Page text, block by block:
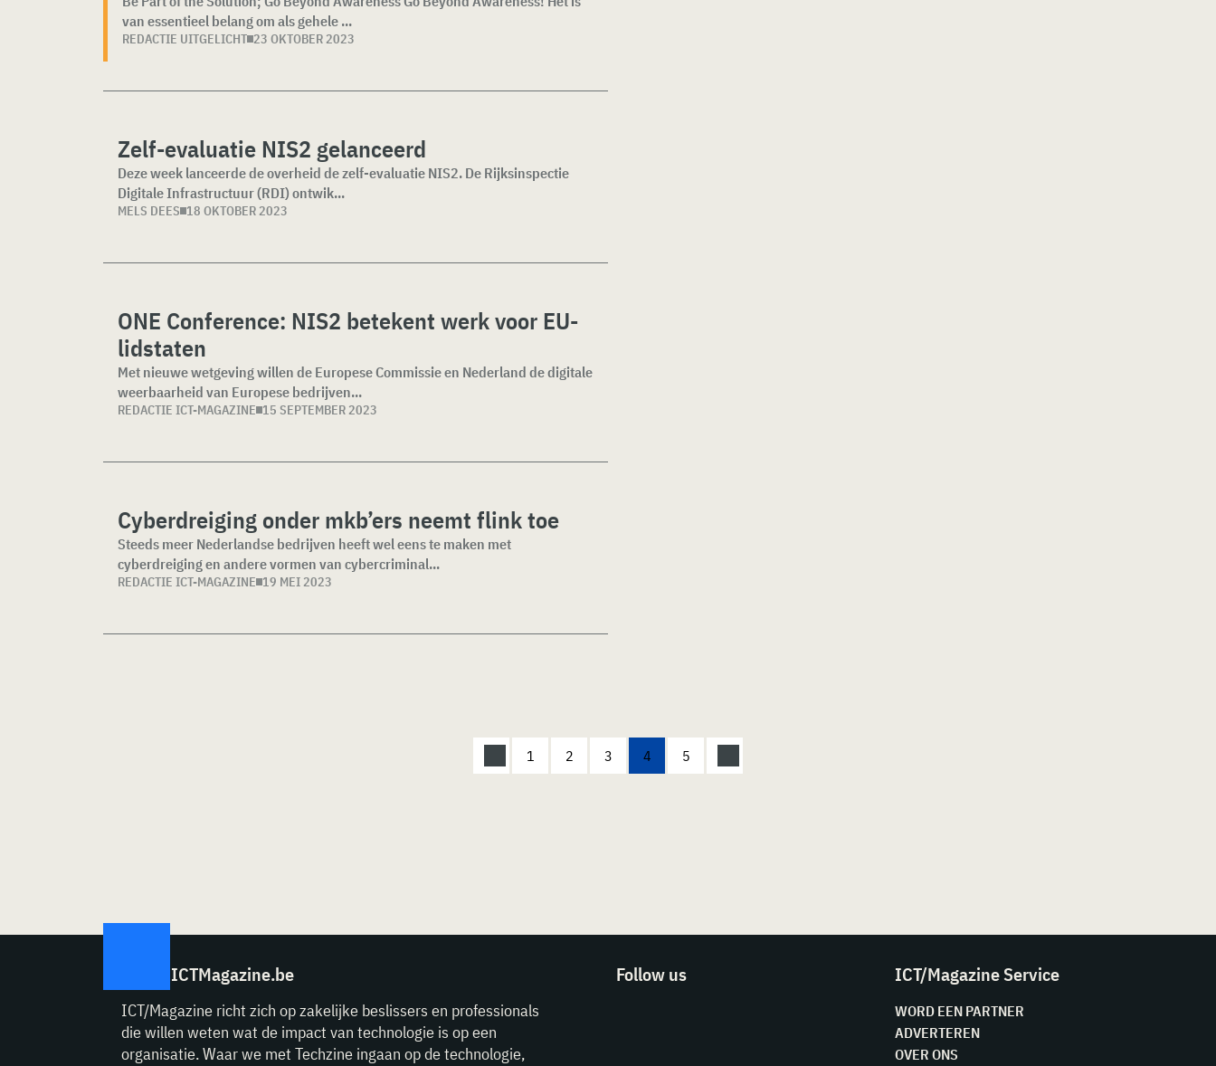
van essentieel belang om als gehele ...
REDACTIE UITGELICHT 23 OKTOBER 2023
Zelf-evaluatie NIS2 gelanceerd
Deze week lanceerde de overheid de zelf-evaluatie NIS2. De Rijksinspectie
Digitale Infrastructuur (RDI) ontwik...
MELS DEES 18 OKTOBER 2023
ONE Conference: NIS2 betekent werk voor EU-
lidstaten
Met nieuwe wetgeving willen de Europese Commissie en Nederland de digitale
weerbaarheid van Europese bedrijven...
REDACTIE ICT-MAGAZINE 15 SEPTEMBER 2023
Cyberdreiging onder mkb’ers neemt flink toe
Steeds meer Nederlandse bedrijven heeft wel eens te maken met
cyberdreiging en andere vormen van cybercriminal...
REDACTIE ICT-MAGAZINE 19 MEI 2023
1 2 3 4 5
ICTMagazine.be
ICT/Magazine richt zich op zakelijke beslissers en professionals
die willen weten wat de impact van technologie is op een
organisatie. Waar we met Techzine ingaan op de technologie,
Follow us ICT/Magazine Service
WORD EEN PARTNER
ADVERTEREN
OVER ONS